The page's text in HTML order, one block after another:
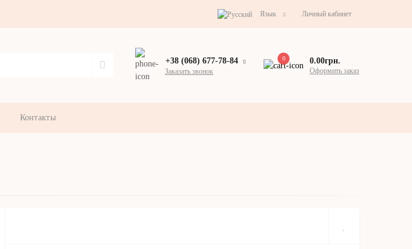
Язык Личный кабинет
+38 (068) 677-78-84
Заказать звонок
0 0.00грн.
Оформить заказ
Контакты